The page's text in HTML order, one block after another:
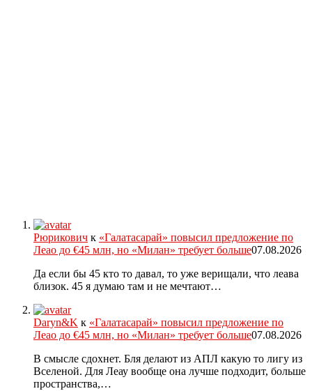
Рюрикович к «Галатасарай» повысил предложение по
Леао до €45 млн, но «Милан» требует больше07.08.2026
Да если бы 45 кто то давал, то уже верищали, что леава
близок. 45 я думаю там и не мечтают…
Daryn&K к «Галатасарай» повысил предложение по
Леао до €45 млн, но «Милан» требует больше07.08.2026
В смысле сдохнет. Бля делают из АПЛ какую то лигу из
Вселеной. Для Леау вообще она лучше подходит, больше
пространства,…